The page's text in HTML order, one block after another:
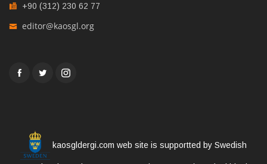
+90 (312) 230 62 77
editor@kaosgl.org
kaosgldergi.com web site is supportted by Swedish